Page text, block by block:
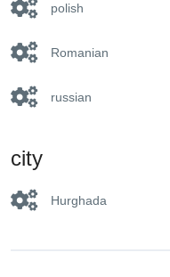
polish
Romanian
russian
city
Hurghada